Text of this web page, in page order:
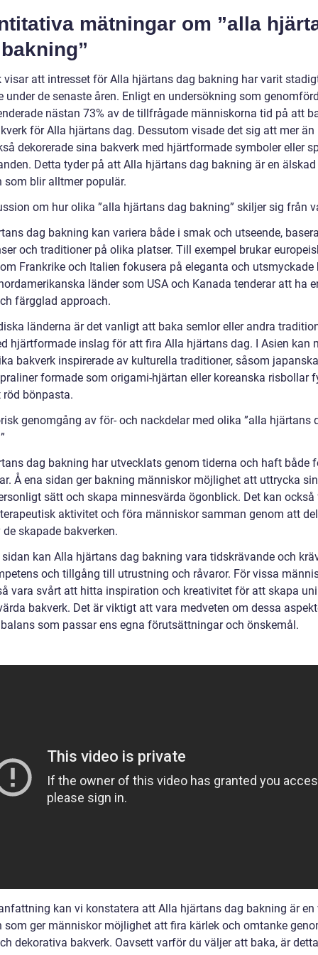
mätningar om ”alla
visar att intresset för Alla hjärtans dag bakning har varit
under de senaste åren. Enligt en undersökning som
nästan 73% av de tillfrågade människorna tid på att
för Alla hjärtans dag. Dessutom visade det sig att mer än
dekorerade sina bakverk med hjärtformade symboler eller
Detta tyder på att Alla hjärtans dag bakning är en älskad
som blir alltmer populär.
om hur olika ”alla hjärtans dag bakning” skiljer sig från
dag bakning kan variera både i smak och utseende,
och traditioner på olika platser. Till exempel brukar
Frankrike och Italien fokusera på eleganta och utsmyckade
länder som USA och Kanada tenderar att ha
färgglad approach.
länderna är det vanligt att baka semlor eller andra
hjärtformade inslag för att fira Alla hjärtans dag. I Asien kan
bakverk inspirerade av kulturella traditioner, såsom japanska
formade som origami-hjärtan eller koreanska risbollar
röd bönpasta.
genomgång av för- och nackdelar med olika ”alla hjärtans
dag bakning har utvecklats genom tiderna och haft både
Å ena sidan ger bakning människor möjlighet att uttrycka
sätt och skapa minnesvärda ögonblick. Det kan också
aktivitet och föra människor samman genom att
skapade bakverken.
kan Alla hjärtans dag bakning vara tidskrävande och
och tillgång till utrustning och råvaror. För vissa
vara svårt att hitta inspiration och kreativitet för att skapa
bakverk. Det är viktigt att vara medveten om dessa
som passar ens egna förutsättningar och önskemål.
kan vi konstatera att Alla hjärtans dag bakning är en
som ger människor möjlighet att fira kärlek och omtanke
dekorativa bakverk. Oavsett varför du väljer att baka, är